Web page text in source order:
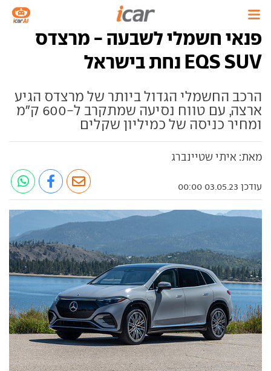
פנאי חשמלי לשבעה - מרצדס
EQS SUV נחת בישראל
הרכב החשמלי הגדול ביותר של מרצדס הגיע
ארצה, עם טווח נסיעה שמתקרב ל-600 ק"מ
ומחיר כניסה של כמיליון שקלים
מאת: איתי שטיינברג
עודכן 03.05.23 00:00